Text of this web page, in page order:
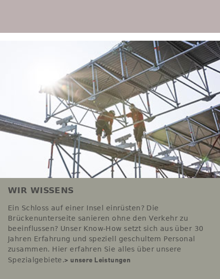
WIR WISSENS
Ein Schloss auf einer Insel einrüsten? Die
Brückenunterseite sanieren ohne den Verkehr zu
beeinflussen? Unser Know-How setzt sich aus über 30
Jahren Erfahrung und speziell geschultem Personal
zusammen. Hier erfahren Sie alles über unsere
Spezialgebiete.> unsere Leistungen